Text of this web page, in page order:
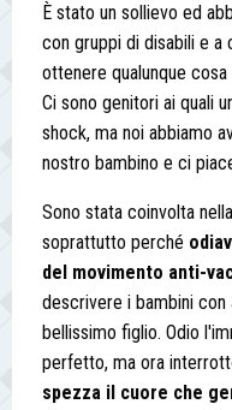
È stato un sollievo ed
con gruppi di disabili e
ottenere qualunque
Ci sono genitori ai quali
shock, ma noi abbiamo
nostro bambino e ci
Sono stata coinvolta
soprattutto perché
del movimento anti-
descrivere i bambini
bellissimo figlio. Odio
perfetto, ma ora
spezza il cuore che